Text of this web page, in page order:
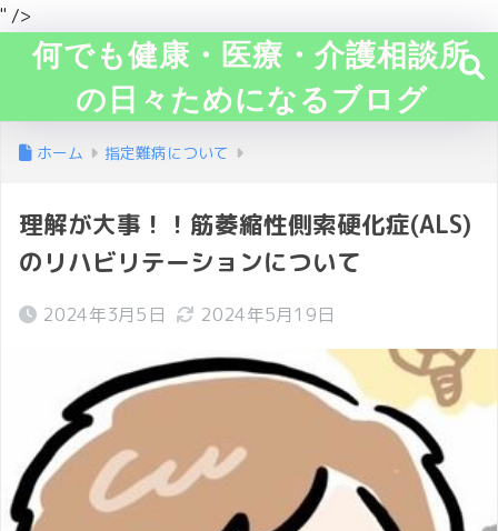
" />
何でも健康・医療・介護相談所
の日々ためになるブログ
ホーム 指定難病について
理解が大事！！筋萎縮性側索硬化症(ALS)
のリハビリテーションについて
2024年3月5日 2024年5月19日